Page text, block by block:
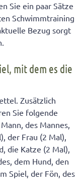
Sie ein paar Sätze
Schwimmtraining
Bezug sorgt
mit dem es die
Zusätzlich
Sie folgende
des Mannes,
der Frau (2 Mal),
die Katze (2 Mal),
dem Hund, den
Spiel, der Fön, des